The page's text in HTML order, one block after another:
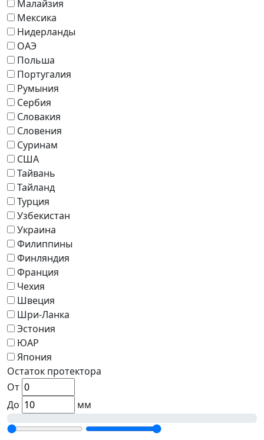
Малайзия
Мексика
Нидерланды
ОАЭ
Польша
Португалия
Румыния
Сербия
Словакия
Словения
Суринам
США
Тайвань
Тайланд
Турция
Узбекистан
Украина
Филиппины
Финляндия
Франция
Чехия
Швеция
Шри-Ланка
Эстония
ЮАР
Япония
Остаток протектора
От
До
мм